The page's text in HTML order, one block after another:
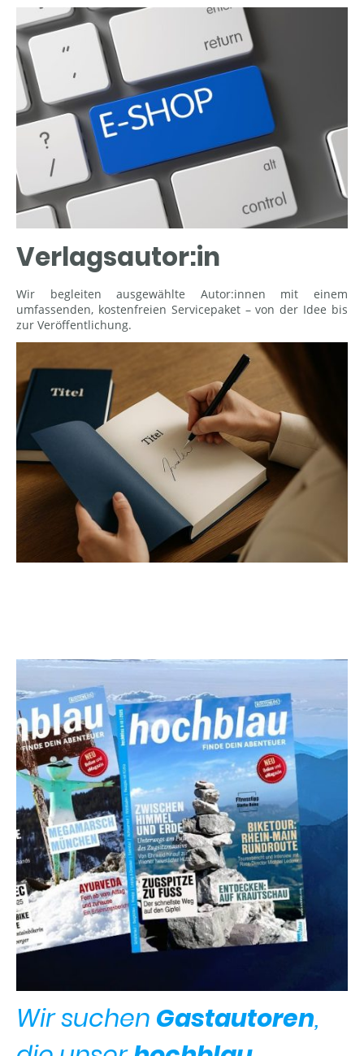
Verlagsautor:in
Wir begleiten ausgewählte Autor:innen mit einem
umfassenden, kostenfreien Servicepaket – von der Idee bis
zur Veröffentlichung.
Wir suchen Gastautoren,